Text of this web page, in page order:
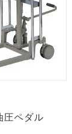
圧ペダル